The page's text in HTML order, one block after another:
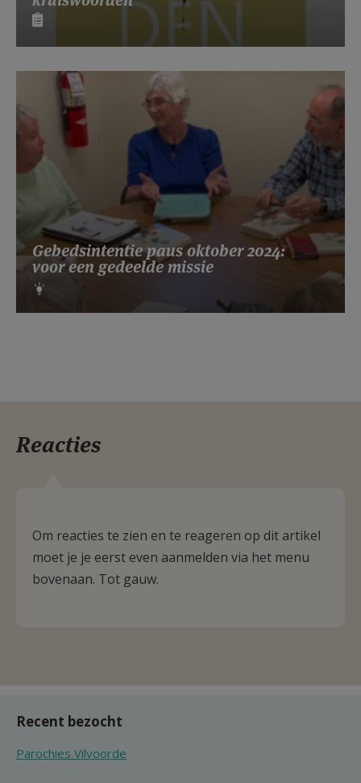
Gebedsintentie paus oktober 2024:
voor een gedeelde missie
Reacties
Om reacties te zien en te reageren op dit artikel
moet je je eerst even aanmelden via het menu
bovenaan. Tot gauw.
Recent bezocht
Parochies Vilvoorde